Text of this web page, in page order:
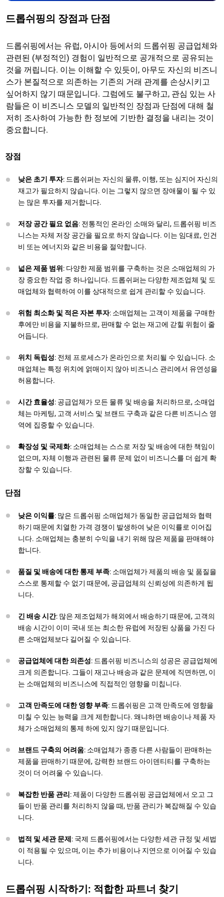
드롭쉬핑의 장점과 단점
드롭쉬핑에서는 유럽, 아시아 등에서의 드롭쉬핑 공급업체와
관련된 (부정적인) 경험이 일반적으로 공개적으로 공유되는
것을 꺼립니다. 이는 이해할 수 있듯이, 아무도 자신의 비즈니
스가 본질적으로 의존하는 기존의 거래 관계를 손상시키고
싶어하지 않기 때문입니다. 그럼에도 불구하고, 관심 있는 사
람들은 이 비즈니스 모델의 일반적인 장점과 단점에 대해 철
저히 조사하여 가능한 한 정보에 기반한 결정을 내리는 것이
중요합니다.
장점
낮은 초기 투자: 드롭쉬퍼는 자신의 물류, 이행, 또는 심지어 자신의
재고가 필요하지 않습니다. 이는 그렇지 않으면 장애물이 될 수 있
는 많은 투자를 제거합니다.
저장 공간 필요 없음: 전통적인 온라인 소매와 달리, 드롭쉬핑 비즈
니스는 자체 저장 공간을 필요로 하지 않습니다. 이는 임대료, 인건
비 또는 에너지와 같은 비용을 절약합니다.
넓은 제품 범위 : 다양한 제품 범위를 구축하는 것은 소매업체의 가
장 중요한 작업 중 하나입니다. 드롭쉬퍼는 다양한 제조업체 및 도
매업체와 협력하여 이를 상대적으로 쉽게 관리할 수 있습니다.
위험 최소화 및 적은 자본 투자: 소매업체는 고객이 제품을 구매한
후에만 비용을 지불하므로, 판매할 수 없는 재고에 갇힐 위험이 줄
어듭니다.
위치 독립성: 전체 프로세스가 온라인으로 처리될 수 있습니다. 소
매업체는 특정 위치에 얽매이지 않아 비즈니스 관리에서 유연성을
허용합니다.
시간 효율성: 공급업체가 모든 물류 및 배송을 처리하므로, 소매업
체는 마케팅, 고객 서비스 및 브랜드 구축과 같은 다른 비즈니스 영
역에 집중할 수 있습니다.
확장성 및 국제화: 소매업체는 스스로 저장 및 배송에 대한 책임이
없으며, 자체 이행과 관련된 물류 문제 없이 비즈니스를 더 쉽게 확
장할 수 있습니다.
단점
낮은 이익률: 많은 드롭쉬핑 소매업체가 동일한 공급업체와 협력
하기 때문에 치열한 가격 경쟁이 발생하여 낮은 이익률로 이어집
니다. 소매업체는 충분히 수익을 내기 위해 많은 제품을 판매해야
합니다.
품질 및 배송에 대한 통제 부족: 소매업체가 제품의 배송 및 품질을
스스로 통제할 수 없기 때문에, 공급업체의 신뢰성에 의존하게 됩
니다.
긴 배송 시간: 많은 제조업체가 해외에서 배송하기 때문에, 고객의
배송 시간이 이미 국내 또는 최소한 유럽에 저장된 상품을 가진 다
른 소매업체보다 길어질 수 있습니다.
공급업체에 대한 의존성: 드롭쉬핑 비즈니스의 성공은 공급업체에
크게 의존합니다. 그들이 재고나 배송과 같은 문제에 직면하면, 이
는 소매업체의 비즈니스에 직접적인 영향을 미칩니다.
고객 만족도에 대한 영향 부족: 드롭쉬핑은 고객 만족도에 영향을
미칠 수 있는 능력을 크게 제한합니다. 왜냐하면 배송이나 제품 자
체가 소매업체의 통제 하에 있지 않기 때문입니다.
브랜드 구축의 어려움: 소매업체가 종종 다른 사람들이 판매하는
제품을 판매하기 때문에, 강력한 브랜드 아이덴티티를 구축하는
것이 더 어려울 수 있습니다.
복잡한 반품 관리 : 제품이 다양한 드롭쉬핑 공급업체에서 오고 그
들이 반품 관리를 처리하지 않을 때, 반품 관리가 복잡해질 수 있습
니다.
법적 및 세관 문제 : 국제 드롭쉬핑에서는 다양한 세관 규정 및 세법
이 적용될 수 있으며, 이는 추가 비용이나 지연으로 이어질 수 있습
니다.
드롭쉬핑 시작하기: 적합한 파트너 찾기